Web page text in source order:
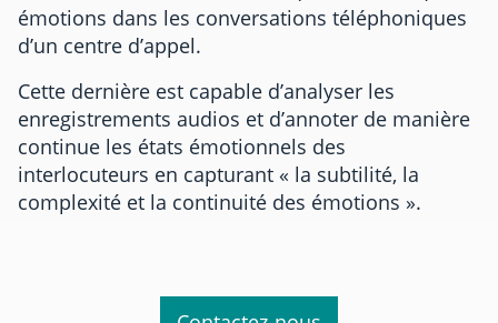
émotions dans les conversations téléphoniques
d’un centre d’appel.
Cette dernière est capable d’analyser les
enregistrements audios et d’annoter de manière
continue les états émotionnels des
interlocuteurs en capturant « la subtilité, la
complexité et la continuité des émotions ».